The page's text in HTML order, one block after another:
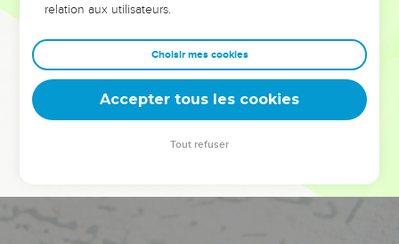
Dans cette conférence, leaders, entrepreneurs, et responsables
clés pour avancer avec plus de sagesse afin que leurs erreurs
deviennent vos tremplins. Que vous guidiez un ministère, une
équipe, un groupe ou une famille, leur expérience est faite
relation aux utilisateurs.
Choisir mes cookies
Accepter tous les cookies
Tout refuser